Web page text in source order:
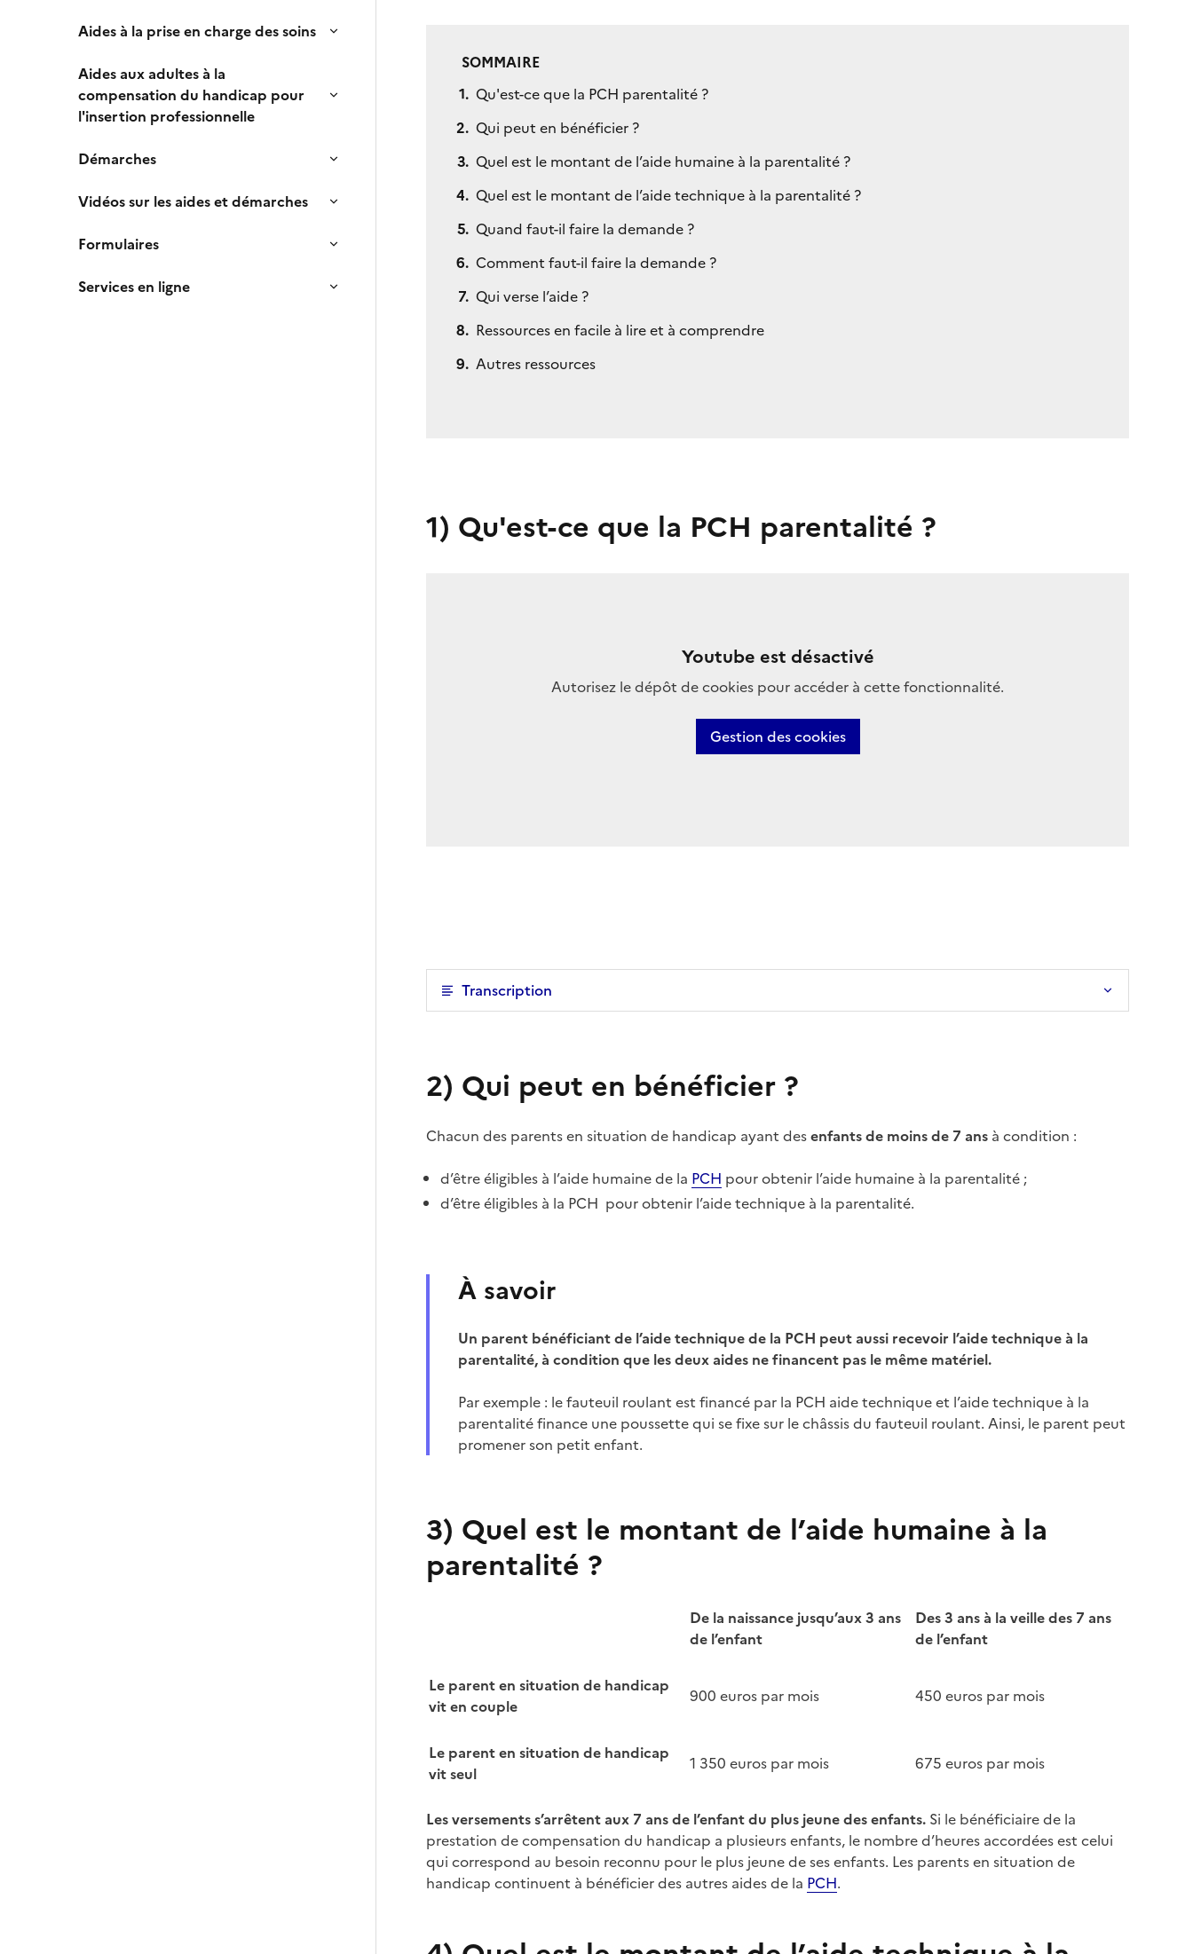
Aides à la prise en charge des soins
Aides aux adultes à la
compensation du handicap pour
l'insertion professionnelle
Démarches
Vidéos sur les aides et démarches
Formulaires
Services en ligne
SOMMAIRE
Qu'est-ce que la PCH parentalité ?
Qui peut en bénéficier ?
Quel est le montant de l’aide humaine à la parentalité ?
Quel est le montant de l’aide technique à la parentalité ?
Quand faut-il faire la demande ?
Comment faut-il faire la demande ?
Qui verse l’aide ?
Ressources en facile à lire et à comprendre
Autres ressources
1) Qu'est-ce que la PCH parentalité ?
Youtube est désactivé
Autorisez le dépôt de cookies pour accéder à cette fonctionnalité.
Gestion des cookies
Transcription
2) Qui peut en bénéficier ?
Chacun des parents en situation de handicap ayant desenfants de moins de 7 ans à condition :
d’être éligibles à l’aide humaine de la PCH pour obtenir l’aide humaine à la parentalité ;
d’être éligibles à la PCH pour obtenir l’aide technique à la parentalité.
À savoir
Un parent bénéficiant de l’aide technique de la PCH peut aussi recevoir l’aide technique à la
parentalité, à condition que les deux aides ne financent pas le même matériel.
Par exemple : le fauteuil roulant est financé par la PCH aide technique et l’aide technique à la
parentalité finance une poussette qui se fixe sur le châssis du fauteuil roulant. Ainsi, le parent peut
promener son petit enfant.
3) Quel est le montant de l’aide humaine à la
parentalité ?
De la naissance jusqu’aux 3 ans
de l’enfant
Des 3 ans à la veille des 7 ans
de l’enfant
Le parent en situation de handicap
vit en couple
900 euros par mois 450 euros par mois
Le parent en situation de handicap
vit seul
1 350 euros par mois 675 euros par mois
Les versements s’arrêtent aux 7 ans de l’enfant du plus jeune des enfants. Si le bénéficiaire de la
prestation de compensation du handicap a plusieurs enfants, le nombre d’heures accordées est celui
qui correspond au besoin reconnu pour le plus jeune de ses enfants. Les parents en situation de
handicap continuent à bénéficier des autres aides de la PCH.